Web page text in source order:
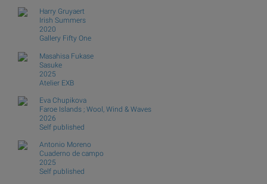
Harry Gruyaert
Irish Summers
2020
Gallery Fifty One
Masahisa Fukase
Sasuke
2025
Atelier EXB
Eva Chupikova
Faroe Islands ; Wool, Wind & Waves
2026
Self published
Antonio Moreno
Cuaderno de campo
2025
Self published